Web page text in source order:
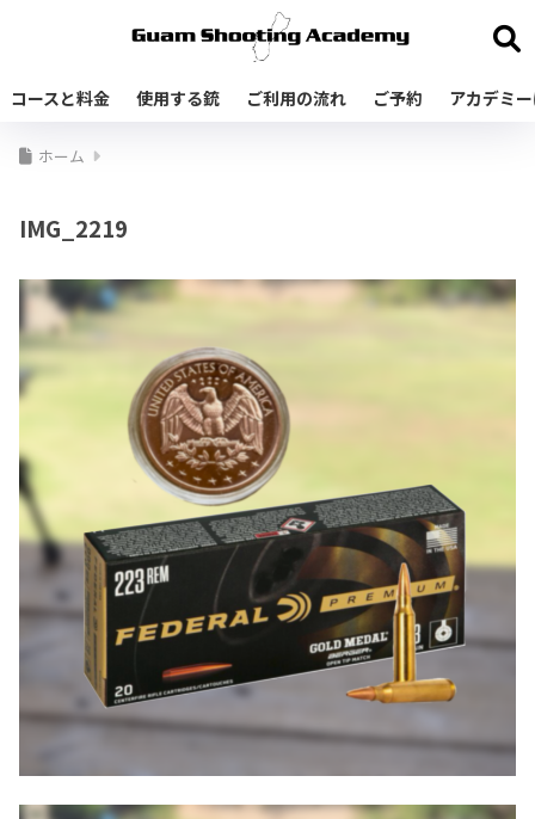
コースと料金 使用する銃 ご利用の流れ ご予約 アカデミ
ホーム
IMG_2219